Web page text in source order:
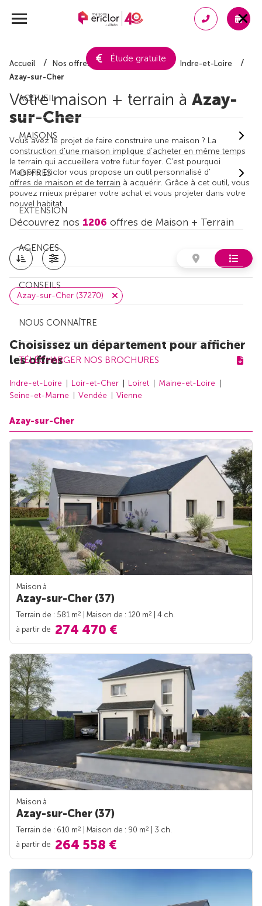
Étude gratuite
ACCUEIL
MAISONS
OFFRES
EXTENSION
AGENCES
CONSEILS
NOUS CONNAÎTRE
TÉLÉCHARGER NOS BROCHURES
Accueil Nos offres de maison + terrain
Indre-et-Loire
Azay-sur-Cher
Votre maison + terrain à Azay-
sur-Cher
Vous avez le projet de faire construire une maison ? La
construction d'une maison implique d'acheter en même temps
le terrain qui accueillera votre futur foyer. C'est pourquoi
Maisons Ericlor vous propose un outil personnalisé d'
offres de maison et de terrain à acquérir. Grâce à cet outil, vous
pouvez mieux préparer votre achat et vous projeter dans votre
nouvel habitat.
Découvrez nos 1206 offres de Maison + Terrain
Azay-sur-Cher (37270)
Choisissez un département pour afficher
les offres
Indre-et-Loire Loir-et-Cher Loiret
Maine-et-Loire
Seine-et-Marne
Vendée Vienne
Azay-sur-Cher
Maison à
Azay-sur-Cher (37)
Terrain de : 581 m2 | Maison de : 120 m2
| 4 ch.
à partir de 274 470 €
Maison à
Azay-sur-Cher (37)
Terrain de : 610 m2 | Maison de : 90 m2
| 3 ch.
à partir de 264 558 €